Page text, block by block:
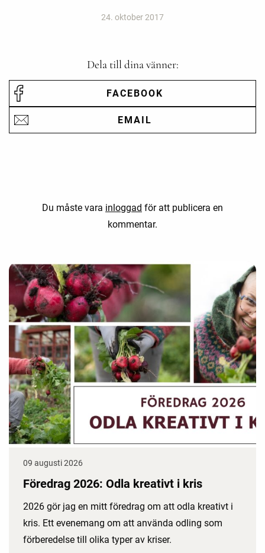
24. oktober 2017
Dela till dina vänner:
FACEBOOK
EMAIL
Du måste vara inloggad för att publicera en
kommentar.
09 augusti 2026
Föredrag 2026: Odla kreativt i kris
2026 gör jag en mitt föredrag om att odla kreativt i
kris. Ett evenemang om att använda odling som
förberedelse till olika typer av kriser.